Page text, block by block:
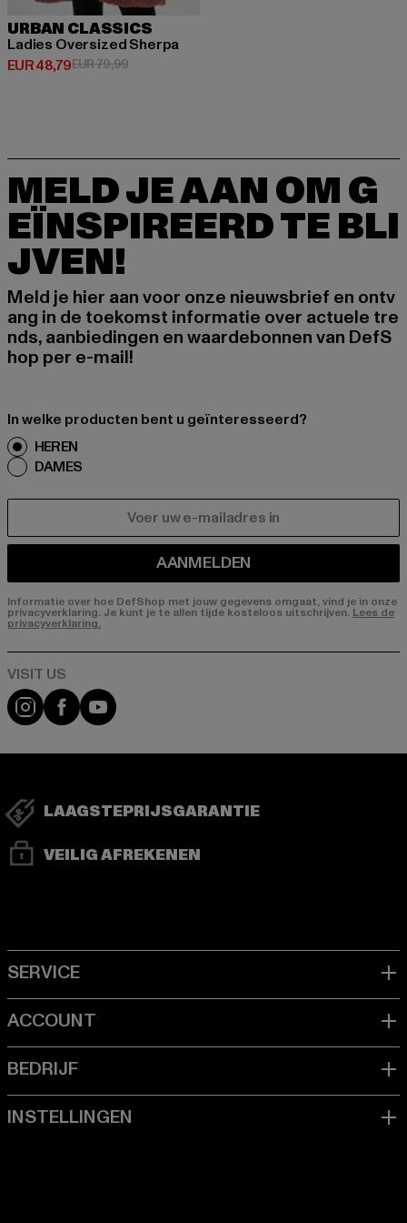
URBAN CLASSICS
Ladies Oversized Sherpa
EUR 48,79
Huidige prijs: EUR 48,79
EUR 79,99Actieprijs: EUR 79,99
MELD JE AAN OM G
EÏNSPIREERD TE BLI
JVEN!
Meld je hier aan voor onze nieuwsbrief en ontv
ang in de toekomst informatie over actuele tre
nds, aanbiedingen en waardebonnen van DefS
hop per e-mail!
In welke producten bent u geïnteresseerd?
HEREN
DAMES
AANMELDEN
Informatie over hoe DefShop met jouw gegevens omgaat, vind je in onze
privacyverklaring. Je kunt je te allen tijde kosteloos uitschrijven.Lees de
privacyverklaring.
Visit our Instagram page:
Visit our Facebook page:
Visit our YouTube channel:
LAAGSTEPRIJSGARANTIE
VEILIG AFREKENEN